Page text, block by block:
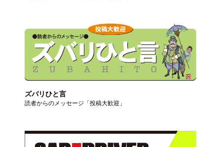
ズバリひと言
読者からのメッセージ「投稿大歓迎」